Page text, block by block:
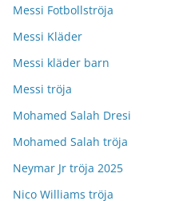
Messi Fotbollströja
Messi Kläder
Messi kläder barn
Messi tröja
Mohamed Salah Dresi
Mohamed Salah tröja
Neymar Jr tröja 2025
Nico Williams tröja